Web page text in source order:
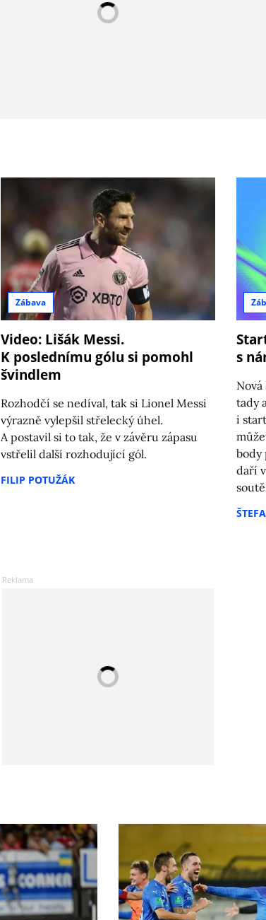
Zábava
Video: Lišák Messi.
K poslednímu gólu si pomohl
švindlem
Rozhodčí se nedíval, tak si Lionel Messi
výrazně vylepšil střelecký úhel.
A postavil si to tak, že v závěru zápasu
vstřelil další rozhodující gól.
FILIP POTUŽÁK
s
tady
i
body
daří